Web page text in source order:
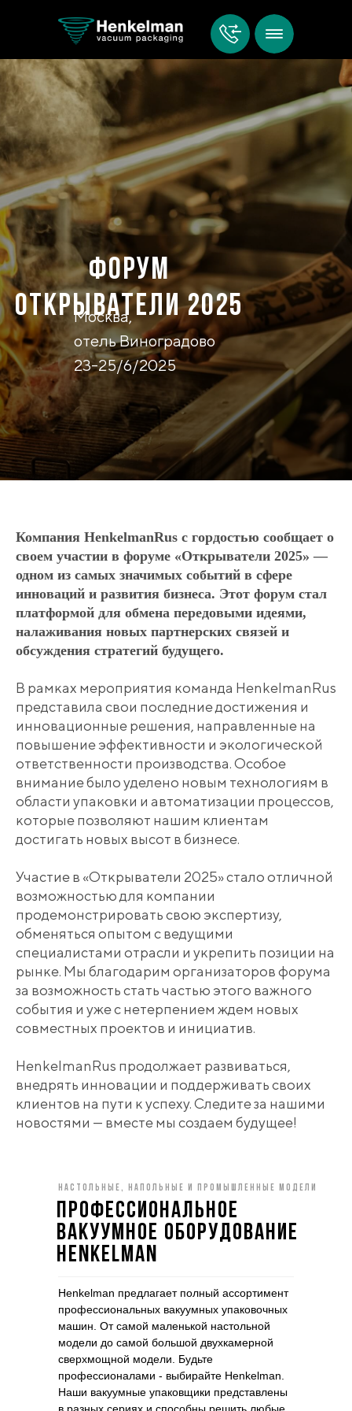
Форум
Открыватели 2025
Москва,
отель Виноградово
23-25/6/2025
Компания HenkelmanRus с гордостью сообщает о
своем участии в форуме «Открыватели 2025» —
одном из самых значимых событий в сфере
инноваций и развития бизнеса. Этот форум стал
платформой для обмена передовыми идеями,
налаживания новых партнерских связей и
обсуждения стратегий будущего.
В рамках мероприятия команда HenkelmanRus
представила свои последние достижения и
инновационные решения, направленные на
повышение эффективности и экологической
ответственности производства. Особое
внимание было уделено новым технологиям в
области упаковки и автоматизации процессов,
которые позволяют нашим клиентам
достигать новых высот в бизнесе.
Участие в «Открыватели 2025» стало отличной
возможностью для компании
продемонстрировать свою экспертизу,
обменяться опытом с ведущими
специалистами отрасли и укрепить позиции на
рынке. Мы благодарим организаторов форума
за возможность стать частью этого важного
события и уже с нетерпением ждем новых
совместных проектов и инициатив.
HenkelmanRus продолжает развиваться,
внедрять инновации и поддерживать своих
клиентов на пути к успеху. Следите за нашими
новостями — вместе мы создаем будущее!
Профессиональное
вакуумное оборудование
Henkelman
настольные, НАПОЛЬНЫЕ И ПРОМЫШЛЕННЫЕ МОДЕЛИ
Henkelman предлагает полный ассортимент
профессиональных вакуумных упаковочных
машин. От самой маленькой настольной
модели до самой большой двухкамерной
сверхмощной модели. Будьте
профессионалами - выбирайте Henkelman.
Наши вакуумные упаковщики представлены